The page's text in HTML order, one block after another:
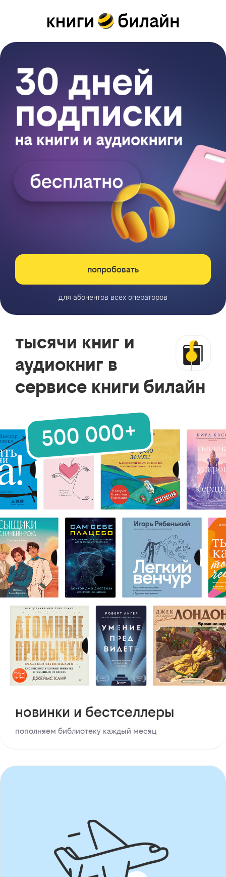
попробовать
для абонентов всех операторов
тысячи книг и
аудиокниг в
сервисе книги билайн
новинки и бестселлеры
пополняем библиотеку каждый месяц